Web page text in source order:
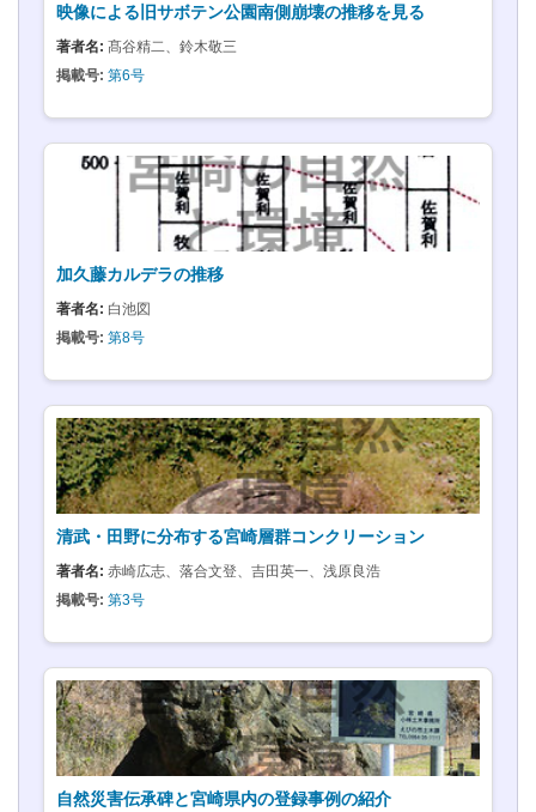
映像による旧サボテン公園南側崩壊の推移を見る
著者名: 髙谷精二、鈴木敬三
掲載号: 第6号
加久藤カルデラの推移
著者名: 白池図
掲載号: 第8号
清武・田野に分布する宮崎層群コンクリーション
著者名: 赤崎広志、落合文登、吉田英一、浅原良浩
掲載号: 第3号
自然災害伝承碑と宮崎県内の登録事例の紹介